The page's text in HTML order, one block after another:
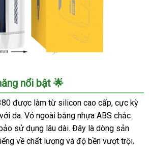
nổi bật 🌟
được làm từ silicon cao cấp, cực kỳ
da. Vỏ ngoài bằng nhựa ABS chắc
sử dụng lâu dài. Đây là dòng sản
về chất lượng và độ bền vượt trội.